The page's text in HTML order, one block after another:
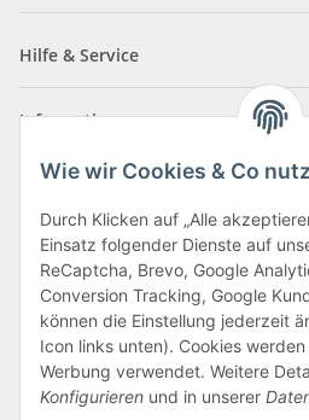
Wie wir Cookies & Co
Durch Klicken auf „Alle
Einsatz folgender Dienste auf
ReCaptcha, Brevo, Google
Conversion Tracking, Google
können die Einstellung jederzeit
Icon links unten). Cookies
Werbung verwendet. Weitere
Konfigurieren und in unserer
Hilfe & Service
Informationen
Zahlungsarten
Vertrag